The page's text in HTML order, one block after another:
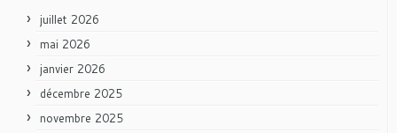
juillet 2026
mai 2026
janvier 2026
décembre 2025
novembre 2025